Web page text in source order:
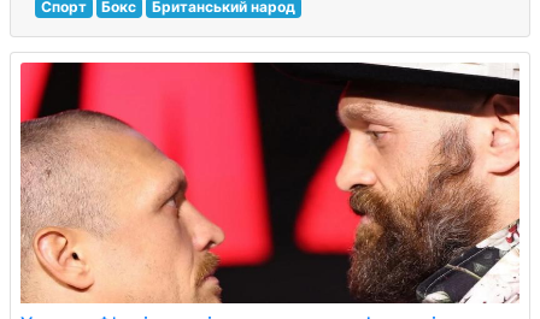
Спорт Бокс Британський народ